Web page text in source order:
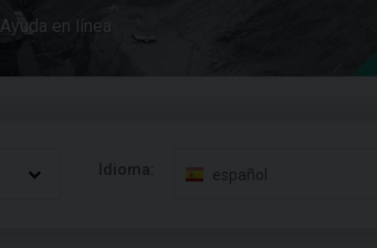
Ayuda en línea
Idioma: español